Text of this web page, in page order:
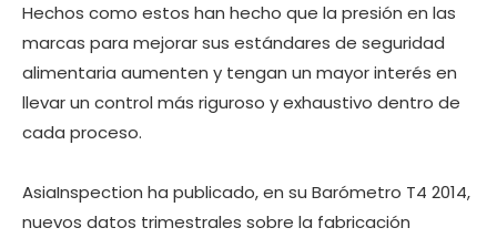
Hechos como estos han hecho que la presión en las
marcas para mejorar sus estándares de seguridad
alimentaria aumenten y tengan un mayor interés en
llevar un control más riguroso y exhaustivo dentro de
cada proceso.
AsiaInspection ha publicado, en su Barómetro T4 2014,
nuevos datos trimestrales sobre la fabricación